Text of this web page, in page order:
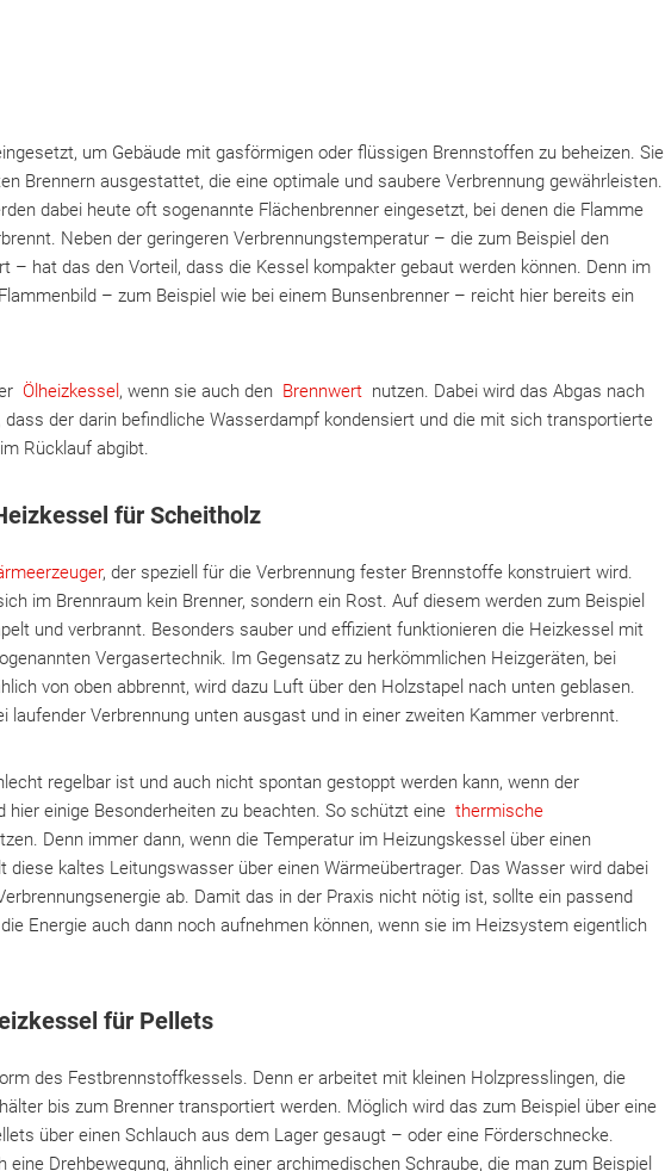
um Gebäude mit gasförmigen oder flüssigen Brennstoffen zu beheizen. Sie
Brennern ausgestattet, die eine optimale und saubere Verbrennung gewährleisten.
dabei heute oft sogenannte Flächenbrenner eingesetzt, bei denen die Flamme
Neben der geringeren Verbrennungstemperatur – die zum Beispiel den
– hat das den Vorteil, dass die Kessel kompakter gebaut werden können. Denn im
– zum Beispiel wie bei einem Bunsenbrenner – reicht hier bereits ein
Ölheizkessel , wenn sie auch den Brennwert nutzen. Dabei wird das Abgas nach
der darin befindliche Wasserdampf kondensiert und die mit sich transportierte
Rücklauf abgibt.
für Scheitholz
, der speziell für die Verbrennung fester Brennstoffe konstruiert wird.
im Brennraum kein Brenner, sondern ein Rost. Auf diesem werden zum Beispiel
und verbrannt. Besonders sauber und effizient funktionieren die Heizkessel mit
Vergasertechnik. Im Gegensatz zu herkömmlichen Heizgeräten, bei
von oben abbrennt, wird dazu Luft über den Holzstapel nach unten geblasen.
laufender Verbrennung unten ausgast und in einer zweiten Kammer verbrennt.
regelbar ist und auch nicht spontan gestoppt werden kann, wenn der
einige Besonderheiten zu beachten. So schützt eine thermische
Denn immer dann, wenn die Temperatur im Heizungskessel über einen
diese kaltes Leitungswasser über einen Wärmeübertrager. Das Wasser wird dabei
ab. Damit das in der Praxis nicht nötig ist, sollte ein passend
die Energie auch dann noch aufnehmen können, wenn sie im Heizsystem eigentlich
für Pellets
des Festbrennstoffkessels. Denn er arbeitet mit kleinen Holzpresslingen, die
bis zum Brenner transportiert werden. Möglich wird das zum Beispiel über eine
über einen Schlauch aus dem Lager gesaugt – oder eine Förderschnecke.
Drehbewegung, ähnlich einer archimedischen Schraube, die man zum Beispiel